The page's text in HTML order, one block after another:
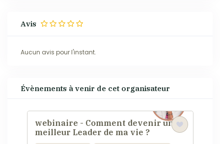
Avis
Aucun avis pour l'instant.
Évènements à venir de cet organisateur
webinaire - Comment devenir un
meilleur Leader de ma vie ?